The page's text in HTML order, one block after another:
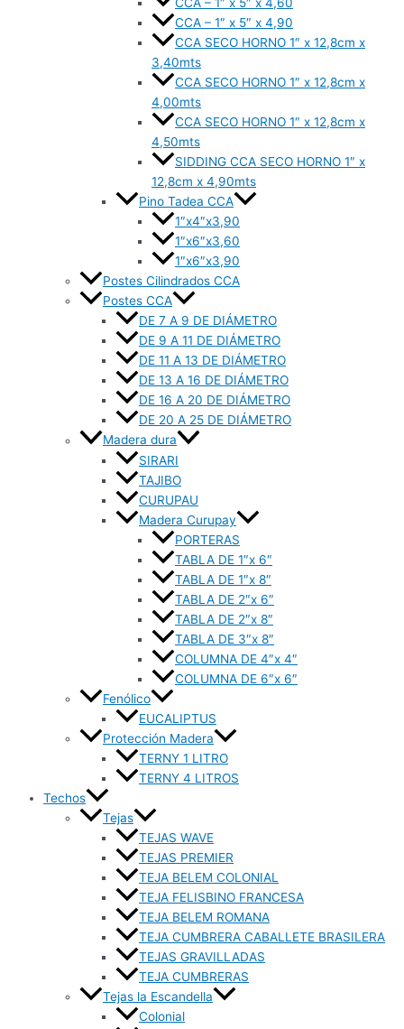
CCA – 1″ x 5″ x 4,90
CCA SECO HORNO 1″ x 12,8cm x
3,40mts
CCA SECO HORNO 1″ x 12,8cm x
4,00mts
CCA SECO HORNO 1″ x 12,8cm x
4,50mts
SIDDING CCA SECO HORNO 1″ x
12,8cm x 4,90mts
Pino Tadea CCA
1″x4″x3,90
1″x6″x3,60
1″x6″x3,90
Postes Cilindrados CCA
Postes CCA
DE 7 A 9 DE DIÁMETRO
DE 9 A 11 DE DIÁMETRO
DE 11 A 13 DE DIÁMETRO
DE 13 A 16 DE DIÁMETRO
DE 16 A 20 DE DIÁMETRO
DE 20 A 25 DE DIÁMETRO
Madera dura
SIRARI
TAJIBO
CURUPAU
Madera Curupay
PORTERAS
TABLA DE 1″x 6″
TABLA DE 1″x 8″
TABLA DE 2″x 6″
TABLA DE 2″x 8″
TABLA DE 3″x 8″
COLUMNA DE 4″x 4″
COLUMNA DE 6″x 6″
Fenólico
EUCALIPTUS
Protección Madera
TERNY 1 LITRO
TERNY 4 LITROS
Techos
Tejas
TEJAS WAVE
TEJAS PREMIER
TEJA BELEM COLONIAL
TEJA FELISBINO FRANCESA
TEJA BELEM ROMANA
TEJA CUMBRERA CABALLETE BRASILERA
TEJAS GRAVILLADAS
TEJA CUMBRERAS
Tejas la Escandella
Colonial